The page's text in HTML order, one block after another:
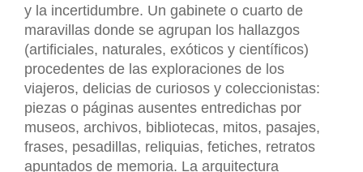
y la incertidumbre. Un gabinete o cuarto de
maravillas donde se agrupan los hallazgos
(artificiales, naturales, exóticos y científicos)
procedentes de las exploraciones de los
viajeros, delicias de curiosos y coleccionistas:
piezas o páginas ausentes entredichas por
museos, archivos, bibliotecas, mitos, pasajes,
frases, pesadillas, reliquias, fetiches, retratos
apuntados de memoria. La arquitectura